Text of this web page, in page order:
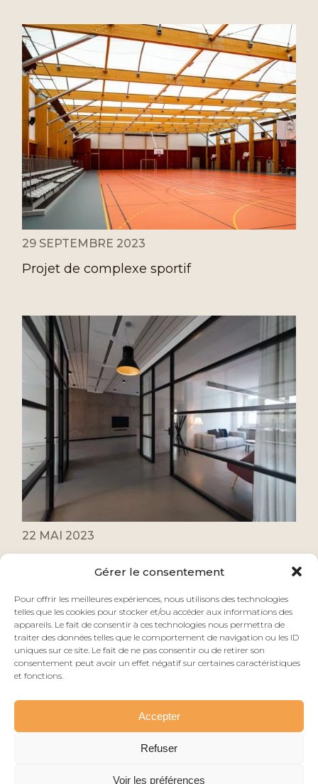
Gérer le consentement
Pour offrir les meilleures expériences, nous utilisons des technologies
telles que les cookies pour stocker et/ou accéder aux informations des
appareils. Le fait de consentir à ces technologies nous permettra de
traiter des données telles que le comportement de navigation ou les ID
uniques sur ce site. Le fait de ne pas consentir ou de retirer son
consentement peut avoir un effet négatif sur certaines caractéristiques
et fonctions.
Accepter
Refuser
Voir les préférences
29 SEPTEMBRE 2023
Projet de complexe sportif
22 MAI 2023
annoncent leur rapprochement.